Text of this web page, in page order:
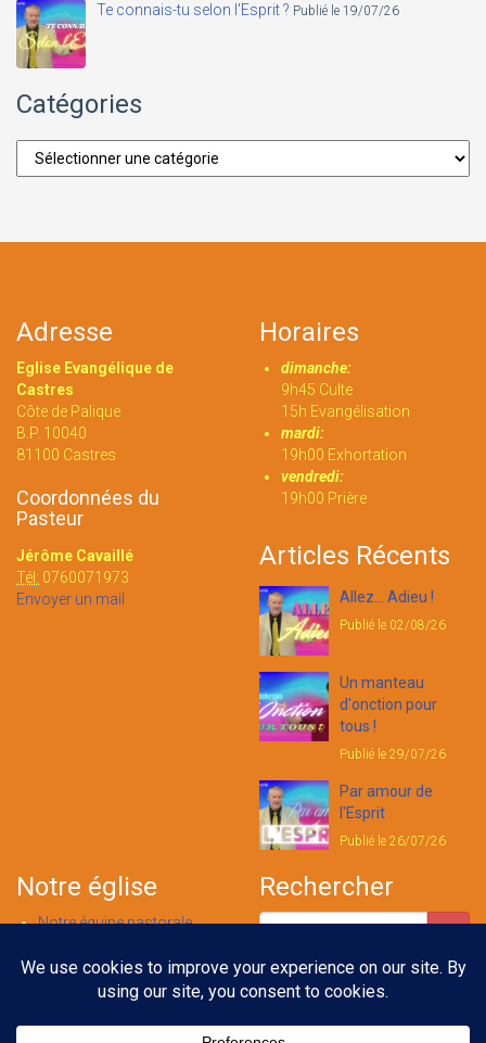
Te connais-tu selon l'Esprit ? Publié le 19/07/26
Catégories
Catégories
Adresse
Eglise Evangélique de
Castres
Côte de Palique
B.P. 10040
81100 Castres
Coordonnées du
Pasteur
Jérôme Cavaillé
Tél: 0760071973
Envoyer un mail
Horaires
dimanche:
9h45 Culte
15h Evangélisation
mardi:
19h00 Exhortation
vendredi:
19h00 Prière
Articles Récents
Allez... Adieu !
Publié le 02/08/26
Un manteau
d'onction pour
tous !
Publié le 29/07/26
Par amour de
l'Esprit
Publié le 26/07/26
Notre église
Notre équipe pastorale
Notre foi
Rechercher